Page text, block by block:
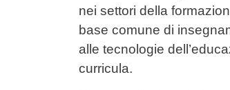
nei settori della
base comune di
alle tecnologie
curricula.